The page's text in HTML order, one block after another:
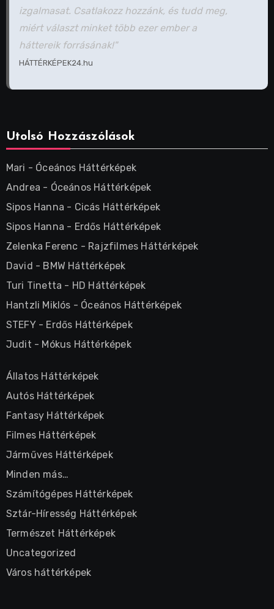
izgalmasat. Csatlakozz hozzánk, és tudd meg,
miért választ minket több ezer ember a
háttereik forrásának!"
HÁTTÉRKÉPEK24.hu
Utolsó Hozzászólások
Mari - Óceános Háttérképek
Andrea - Óceános Háttérképek
Sipos Hanna - Cicás Háttérképek
Sipos Hanna - Erdős Háttérképek
Zelenka Ferenc - Rajzfilmes Háttérképek
David - BMW Háttérképek
Turi Tinetta - HD Háttérképek
Hantzli Miklós - Óceános Háttérképek
STEFY- Erdős Háttérképek
Judit - Mókus Háttérképek
Állatos Háttérképek
Autós Háttérképek
Fantasy Háttérképek
Filmes Háttérképek
Járműves Háttérképek
Minden más…
Számítógépes Háttérképek
Sztár-Híresség Háttérképek
Természet Háttérképek
Uncategorized
Város háttérképek